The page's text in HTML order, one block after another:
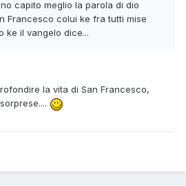
capito meglio la parola di dio
Francesco colui ke fra tutti mise
ke il vangelo dice...
la vita di San Francesco,